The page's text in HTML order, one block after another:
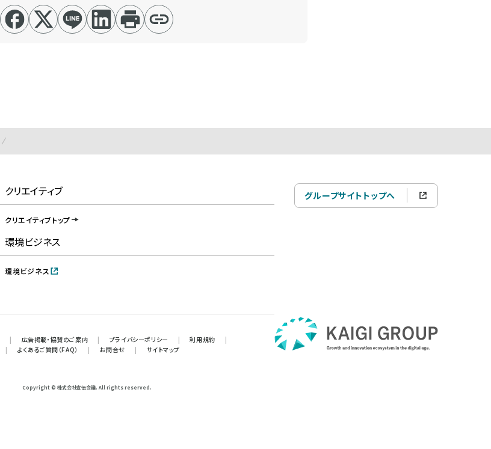
クリエイティブ
クリエイティブトップ
環境ビジネス
環境ビジネス
| 広告掲載・協賛のご案内 | プライバシーポリシー | 利用規約
|
| よくあるご質問（FAQ） | お問合せ | サイトマップ
グループサイトトップへ
Copyright © 株式会社宣伝会議. All rights reserved.